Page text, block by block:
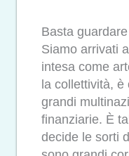
Basta
Siamo arrivati
intesa come
la collettività,
grandi
finanziarie. È
decide le sorti